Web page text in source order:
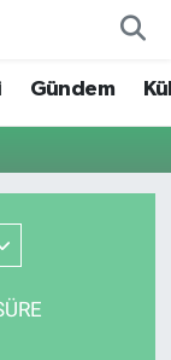
Gündem